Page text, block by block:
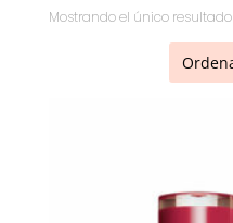
Mostrando el único resultado